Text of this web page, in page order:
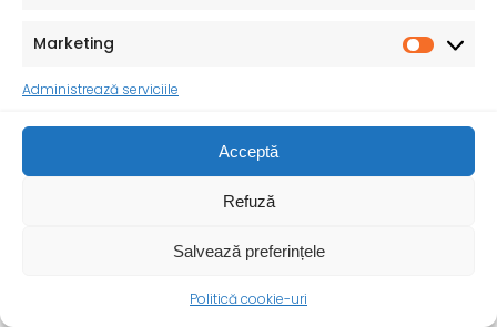
Marketing
Administrează serviciile
Acceptă
Refuză
Salvează preferințele
Politică cookie-uri
Săptămâna Europeană împotriva cancerului – 25-31
Săptămâna Europeană împotriva cancerului (European